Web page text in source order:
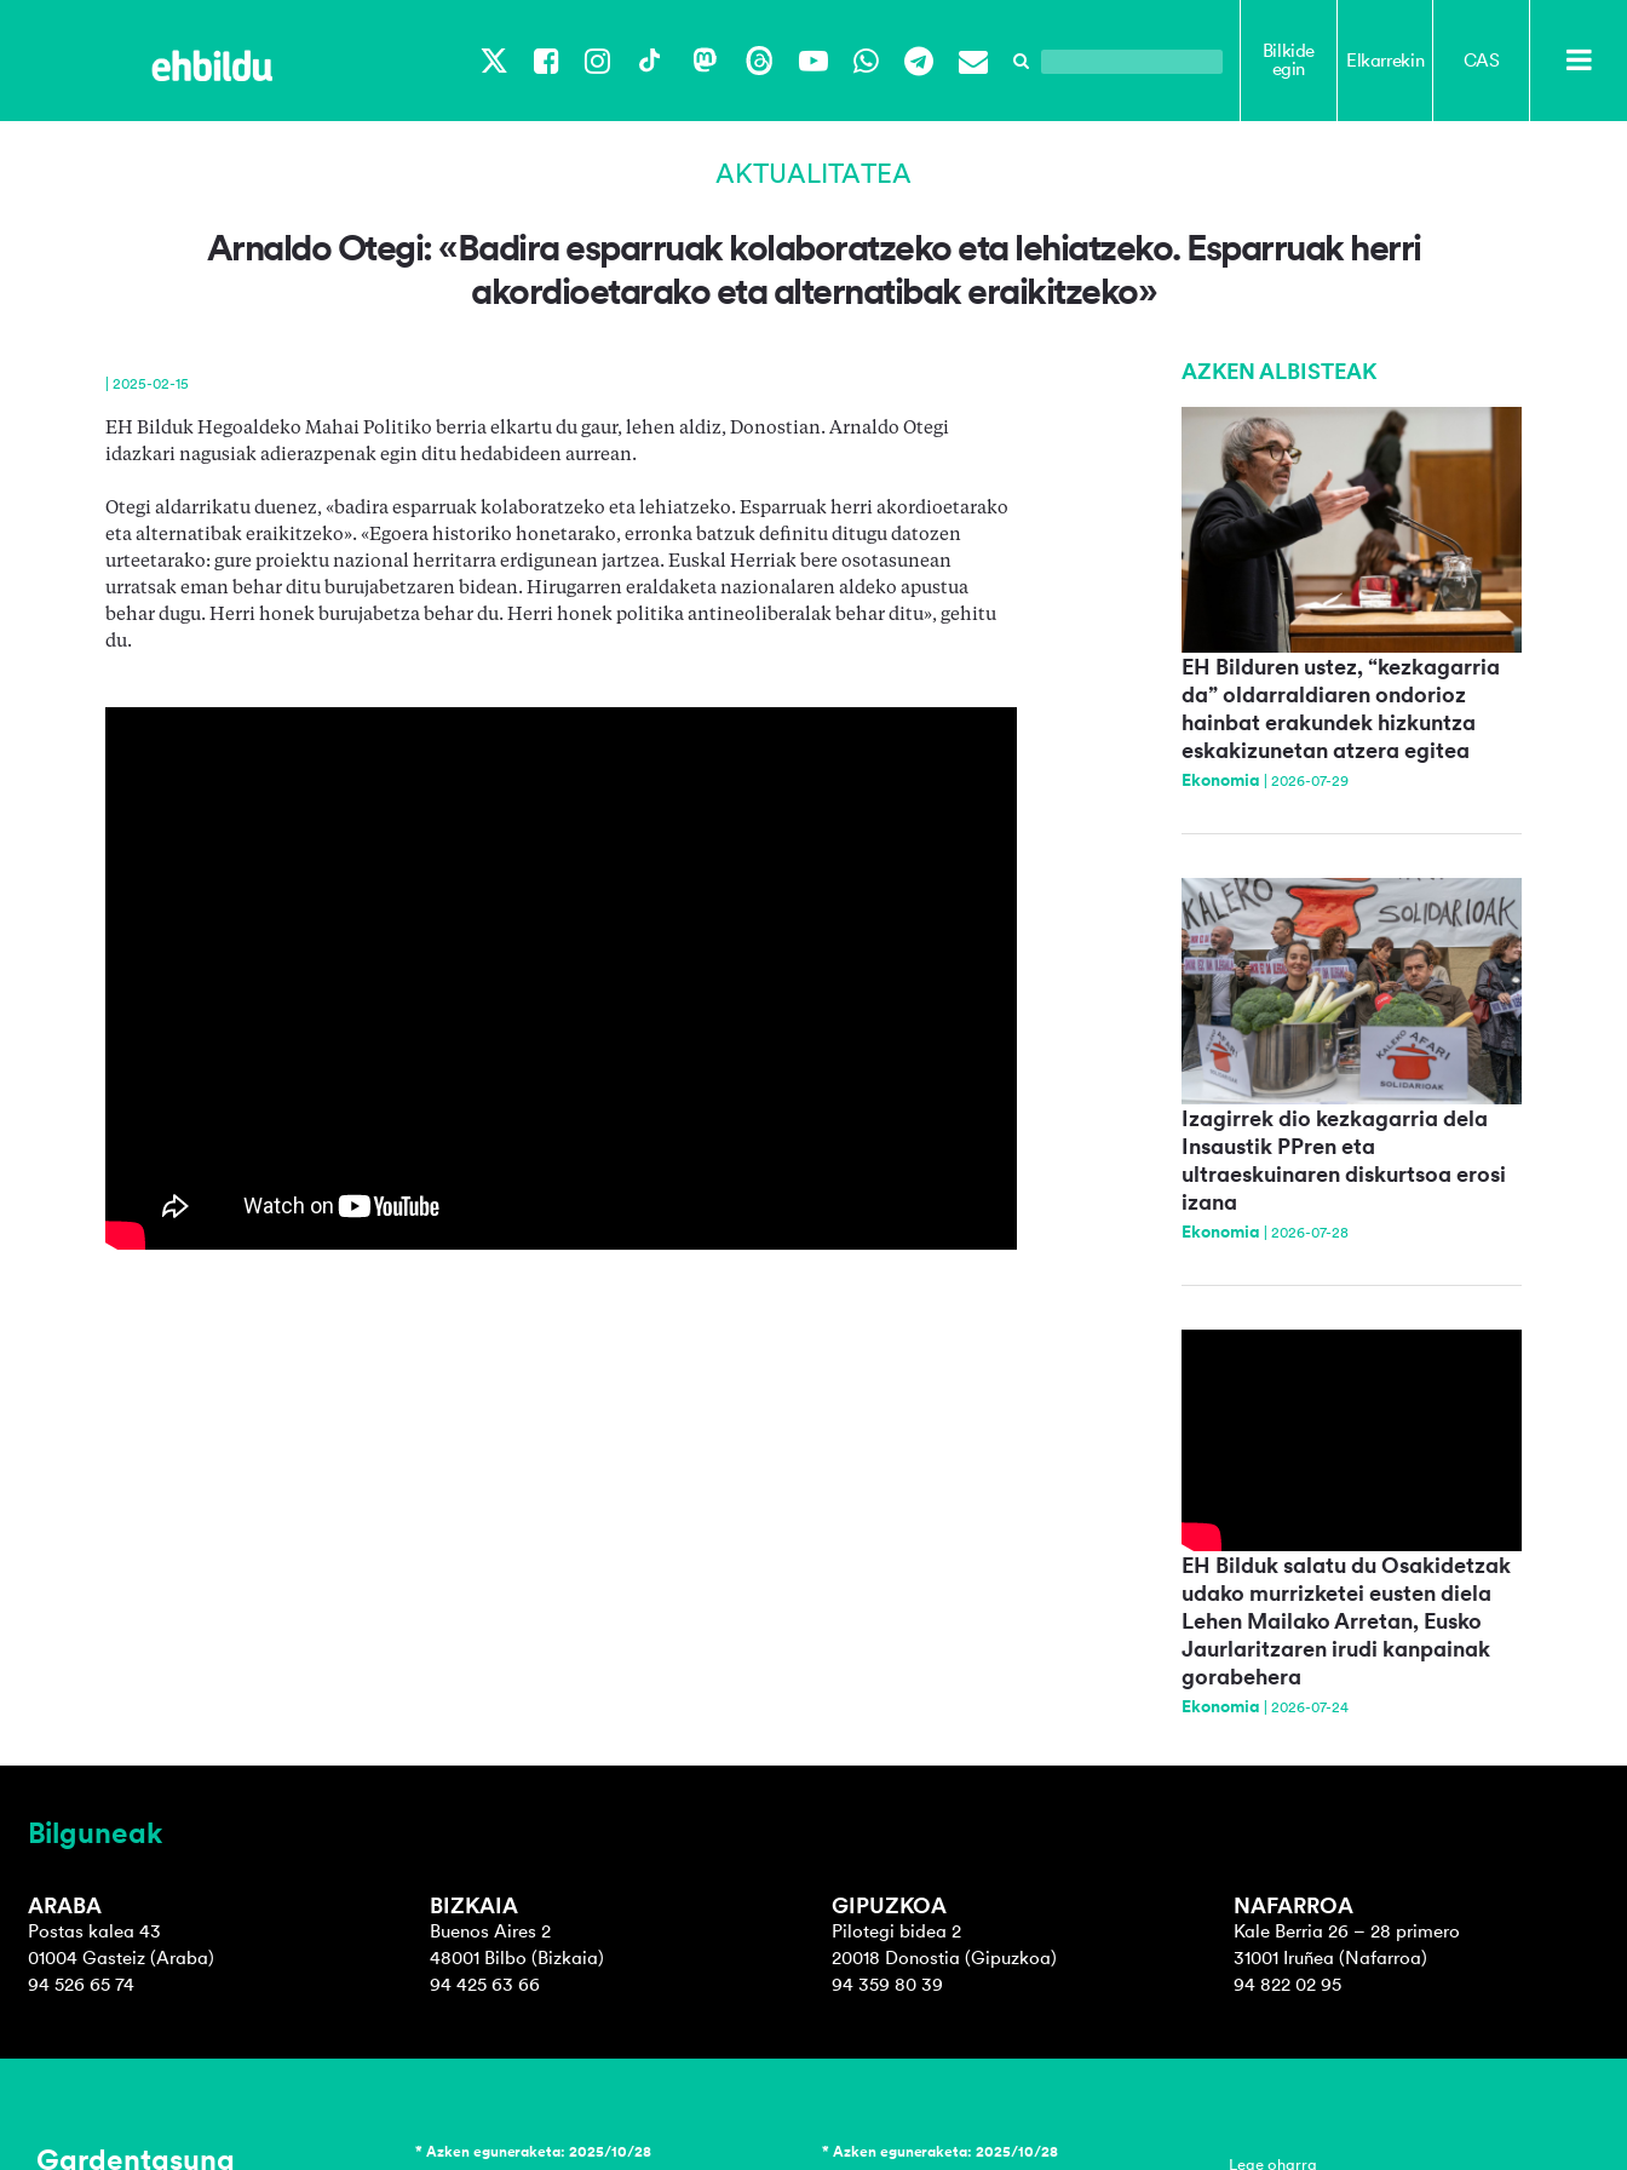
X Facebook
Instagram
TikTokMastodon
ThreadsYouTubeWhatsApp
Telegram
Email
Bilkide
egin
Elkarrekin CAS
AKTUALITATEA
Arnaldo Otegi: «Badira esparruak kolaboratzeko eta lehiatzeko. Esparruak herri
akordioetarako eta alternatibak eraikitzeko»
2025-02-15
EH Bilduk Hegoaldeko Mahai Politiko berria elkartu du gaur, lehen aldiz, Donostian. Arnaldo Otegi
idazkari nagusiak adierazpenak egin ditu hedabideen aurrean.
Otegi aldarrikatu duenez, «badira esparruak kolaboratzeko eta lehiatzeko. Esparruak herri akordioetarako
eta alternatibak eraikitzeko». «Egoera historiko honetarako, erronka batzuk definitu ditugu datozen
urteetarako: gure proiektu nazional herritarra erdigunean jartzea. Euskal Herriak bere osotasunean
urratsak eman behar ditu burujabetzaren bidean. Hirugarren eraldaketa nazionalaren aldeko apustua
behar dugu. Herri honek burujabetza behar du. Herri honek politika antineoliberalak behar ditu», gehitu
du.
AZKEN ALBISTEAK
EH Bilduren ustez, “kezkagarria
da” oldarraldiaren ondorioz
hainbat erakundek hizkuntza
eskakizunetan atzera egitea
Ekonomia 2026-07-29
Izagirrek dio kezkagarria dela
Insaustik PPren eta
ultraeskuinaren diskurtsoa erosi
izana
Ekonomia 2026-07-28
EH Bilduk salatu du Osakidetzak
udako murrizketei eusten diela
Lehen Mailako Arretan, Eusko
Jaurlaritzaren irudi kanpainak
gorabehera
Ekonomia 2026-07-24
Bilguneak
ARABA
Postas kalea 43
01004 Gasteiz (Araba)
94 526 65 74
BIZKAIA
Buenos Aires 2
48001 Bilbo (Bizkaia)
94 425 63 66
GIPUZKOA
Pilotegi bidea 2
20018 Donostia (Gipuzkoa)
94 359 80 39
NAFARROA
Kale Berria 26 – 28 primero
31001 Iruñea (Nafarroa)
94 822 02 95
Gardentasuna * Azken eguneraketa: 2025/10/28 * Azken eguneraketa: 2025/10/28
Lege oharra